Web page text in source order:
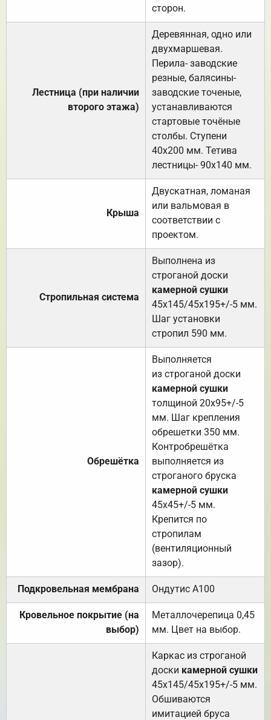
сторон.
Лестница (при наличии
второго этажа)
Деревянная, одно или
двухмаршевая.
Перила- заводские
резные, балясины-
заводские точеные,
устанавливаются
стартовые точёные
столбы. Ступени
40х200 мм. Тетива
лестницы- 90х140 мм.
Крыша
Двускатная, ломаная
или вальмовая в
соответствии с
проектом.
Стропильная система
Выполнена из
строганой доски
камерной сушки
45х145/45х195+/-5 мм.
Шаг установки
стропил 590 мм.
Обрешётка
Выполняется
из строганой доски
камерной сушки
толщиной 20х95+/-5
мм. Шаг крепления
обрешетки 350 мм.
Контробрешётка
выполняется из
строганого бруска
камерной сушки
45х45+/-5 мм.
Крепится по
стропилам
(вентиляционный
зазор).
Подкровельная мембрана Ондутис А100
Кровельное покрытие (на
выбор)
Металлочерепица 0,45
мм. Цвет на выбор.
Каркас из строганой
доски камерной сушки
45х145/45х195+/-5 мм.
Обшиваются
имитацией бруса